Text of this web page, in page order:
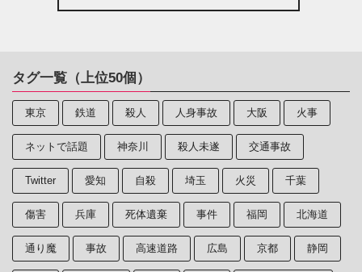
タグ一覧（上位50個）
東京 鉄道 殺人 人身事故 大阪 火事
ネットで話題 神奈川 殺人未遂 交通事故
Twitter 愛知 自殺 埼玉 火災 千葉
傷害 兵庫 死体遺棄 事件 福岡 北海道
通り魔 事故 高速道路 広島 京都 静岡